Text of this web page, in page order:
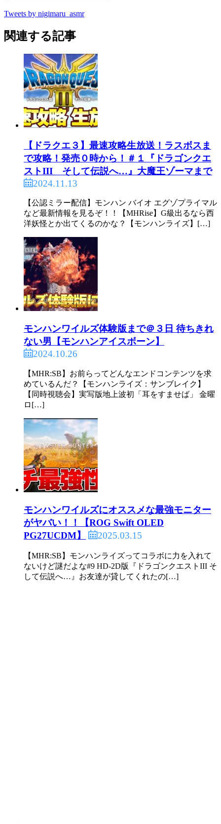
Tweets by nigimaru_asmr
関連する記事
【ドラクエ３】最速攻略生放送！ラスボスま
で攻略！発売０時から！＃１『ドラゴンクエ
ストIII そして伝説へ…』大魔王ゾーマまで
2024.11.13
【公認ミラー配信】モンハン バイオ エグゾプライマル
など最新情報を見るぞ！！【MHRise】G級出るなら西
洋妖怪とか出てくるのかな？【モンハンライズ】[…]
モンハンワイルズ体験版まで＠３日 待ちきれ
ない男【モンハンアイスボーン】
2024.10.26
【MHR:SB】お前らってどんなエンドコンテンツを求
めているんだ？【モンハンライズ：サンブレイク】
【同時視聴会】実写版地上波初「耳をすませば」 金曜
ロ[…]
モンハンワイルズにオススメな最強モニター
がヤバい！！【ROG Swift OLED
PG27UCDM】
2025.03.15
【MHR:SB】モンハンライズってコラボに力を入れて
ないけど謎だよな#9 HD-2D版『ドラゴンクエストIII そ
して伝説へ…』お友達が貸してくれたの[…]